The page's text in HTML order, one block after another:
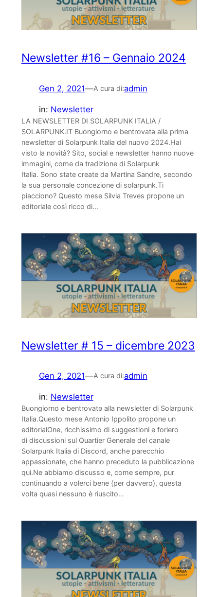
Newsletter #16 – Gennaio 2024
Gen 2, 2021—A cura di:admin
in: Newsletter
LA NEWSLETTER DI SOLARPUNK ITALIA /
SOLARPUNK.IT Buongiorno e bentrovatə alla prima
newsletter di Solarpunk Italia del nuovo 2024.Hai
visto la novità? Sito, social e newsletter hanno nuove
immagini, come da tradizione di Solarpunk
Italia. Sono state create da Martina Sandre, secondo
la sua personale concezione di solarpunk.Ti
piacciono? Questo mese Silvia Treves propone un
editoriale così ricco di…
Newsletter # 15 – dicembre 2023
Gen 2, 2021—A cura di:admin
in: Newsletter
Buongiorno e bentrovatə alla newsletter di Solarpunk
Italia.Questo mese Antonio Ippolito propone un
editorialOne, ricchissimo di suggestioni e foriero
di discussioni sul Quartier Generale del canale
Solarpunk Italia di Discord, anche parecchio
appassionate, che hanno preceduto la pubblicazione
qui.Ne abbiamo discusso e, come sempre, pur
continuando a volerci bene (per davvero), questa
volta quasi nessuno è riuscito…